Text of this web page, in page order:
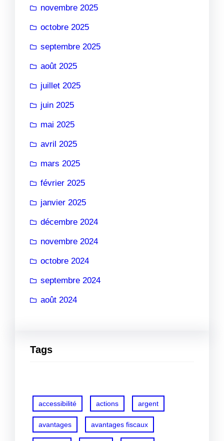
novembre 2025
octobre 2025
septembre 2025
août 2025
juillet 2025
juin 2025
mai 2025
avril 2025
mars 2025
février 2025
janvier 2025
décembre 2024
novembre 2024
octobre 2024
septembre 2024
août 2024
Tags
accessibilité actions argent
avantages avantages fiscaux